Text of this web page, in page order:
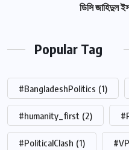
ডিসি জাহিদুল
Popular Tag
#BangladeshPolitics (1)
#humanity_first (2)
#PoliticalClash (1)